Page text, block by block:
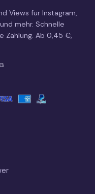
Views für Instagram,
mehr. Schnelle
Zahlung. Ab 0,45 €,